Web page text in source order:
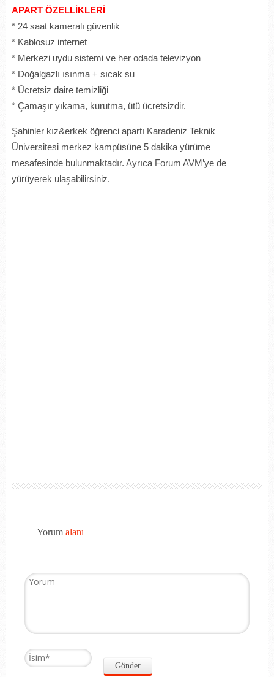
APART ÖZELLİKLERİ
* 24 saat kameralı güvenlik
* Kablosuz internet
* Merkezi uydu sistemi ve her odada televizyon
* Doğalgazlı ısınma + sıcak su
* Ücretsiz daire temizliği
* Çamaşır yıkama, kurutma, ütü ücretsizdir.
Şahinler kız&erkek öğrenci apartı Karadeniz Teknik
Üniversitesi merkez kampüsüne 5 dakika yürüme
mesafesinde bulunmaktadır. Ayrıca Forum AVM’ye de
yürüyerek ulaşabilirsiniz.
Yorum alanı